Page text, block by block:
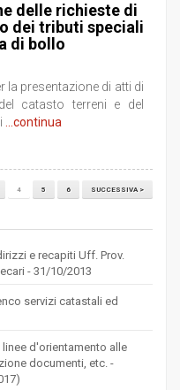
delle richieste di
dei tributi speciali
di bollo
la presentazione di atti di
catasto terreni e del
...continua
4 5 6 SUCCESSIVA >
e recapiti Uff. Prov.
- 31/10/2013
servizi catastali ed
| linee d'orientamento alle
documenti, etc. -